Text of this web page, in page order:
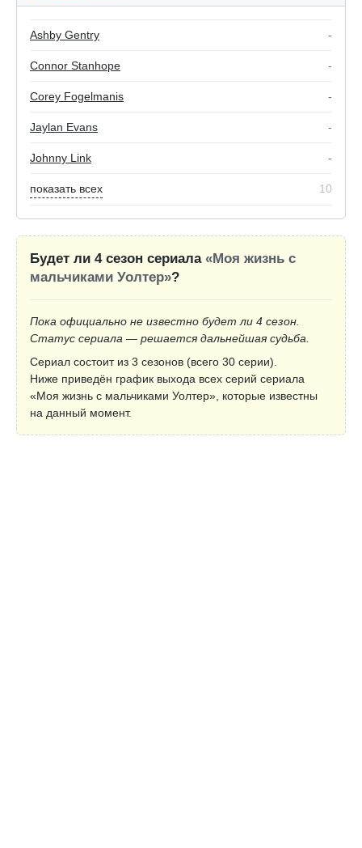
Ashby Gentry -
Connor Stanhope -
Corey Fogelmanis -
Jaylan Evans -
Johnny Link -
показать всех 10
Будет ли 4 сезон сериала «Моя жизнь с
мальчиками Уолтер»?
Пока официально не известно будет ли 4 сезон.
Статус сериала — решается дальнейшая судьба.
Сериал состоит из 3 сезонов (всего 30 серии).
Ниже приведён график выхода всех серий сериала
«Моя жизнь с мальчиками Уолтер», которые известны
на данный момент.